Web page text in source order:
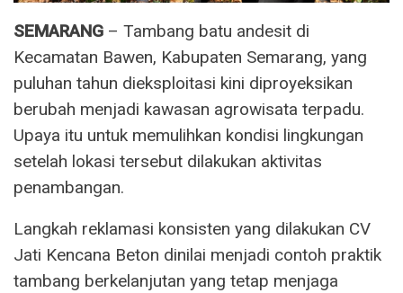
SEMARANG – Tambang batu andesit di
Kecamatan Bawen, Kabupaten Semarang, yang
puluhan tahun dieksploitasi kini diproyeksikan
berubah menjadi kawasan agrowisata terpadu.
Upaya itu untuk memulihkan kondisi lingkungan
setelah lokasi tersebut dilakukan aktivitas
penambangan.
Langkah reklamasi konsisten yang dilakukan CV
Jati Kencana Beton dinilai menjadi contoh praktik
tambang berkelanjutan yang tetap menjaga